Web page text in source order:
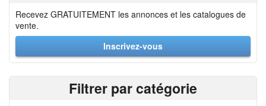
Recevez GRATUITEMENT les annonces et les catalogues de
vente.
Inscrivez-vous
Filtrer par catégorie